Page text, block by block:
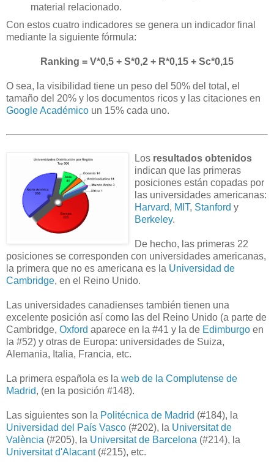
material relacionado.
Con estos cuatro indicadores se genera un indicador final
mediante la siguiente fórmula:
Ranking = V*0,5 + S*0,2 + R*0,15 + Sc*0,15
O sea, la visibilidad tiene un peso del 50% del total, el
tamaño del 20% y los documentos ricos y las citaciones en
Google Académico un 15% cada uno.
Los resultados obtenidos
indican que las primeras
posiciones están copadas por
las universidades americanas:
Harvard, MIT, Stanford y
Berkeley.
De hecho, las primeras 22
posiciones se corresponden con universidades americanas,
la primera que no es americana es la Universidad de
Cambridge, en el Reino Unido.
Las universidades canadienses también tienen una
excelente posición así como las del Reino Unido (a parte de
Cambridge, Oxford aparece en la #41 y la de Edimburgo en
la #52) y otras de Europa: universidades de Suiza,
Alemania, Italia, Francia, etc.
La primera española es la web de la Complutense de
Madrid, (en la posición #148).
Las siguientes son la Politécnica de Madrid (#184), la
Universidad del País Vasco (#202), la Universitat de
València (#205), la Universitat de Barcelona (#214), la
Universitat d'Alacant(#215), etc.